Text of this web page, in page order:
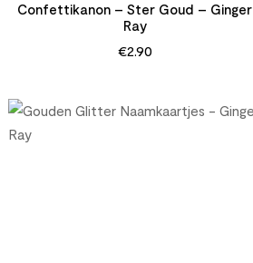
Confettikanon – Ster Goud – Ginger
Ray
€2.90